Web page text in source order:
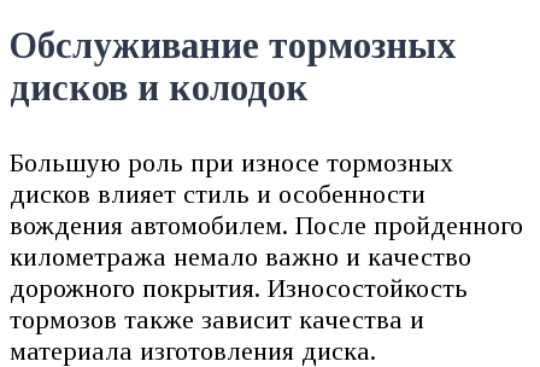
Обслуживание тормозных
дисков и колодок
Большую роль при износе тормозных
дисков влияет стиль и особенности
вождения автомобилем. После пройденного
километража немало важно и качество
дорожного покрытия. Износостойкость
тормозов также зависит качества и
материала изготовления диска.